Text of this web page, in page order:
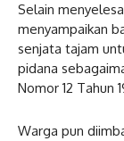
Selain
menyampaikan
senjata tajam
pidana
Nomor 12 Tahun
Warga pun